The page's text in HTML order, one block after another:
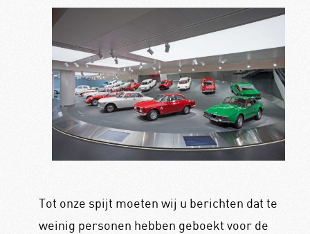
Tot onze spijt moeten wij u berichten dat te
weinig personen hebben geboekt voor de